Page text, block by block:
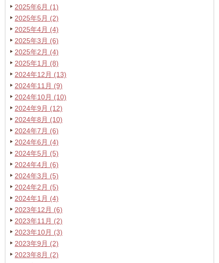
2025年6月 (1)
2025年5月 (2)
2025年4月 (4)
2025年3月 (6)
2025年2月 (4)
2025年1月 (8)
2024年12月 (13)
2024年11月 (9)
2024年10月 (10)
2024年9月 (12)
2024年8月 (10)
2024年7月 (6)
2024年6月 (4)
2024年5月 (5)
2024年4月 (6)
2024年3月 (5)
2024年2月 (5)
2024年1月 (4)
2023年12月 (6)
2023年11月 (2)
2023年10月 (3)
2023年9月 (2)
2023年8月 (2)